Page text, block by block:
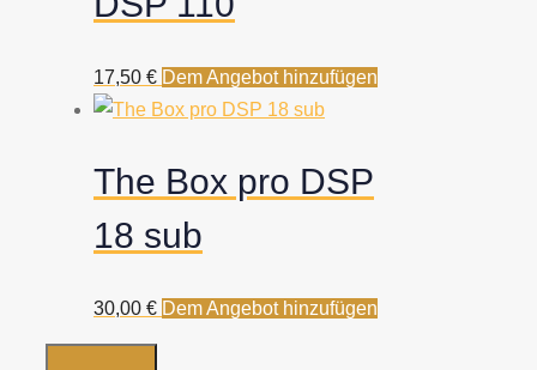
17,50 € Dem Angebot hinzufügen
The Box pro DSP
18 sub
30,00 € Dem Angebot hinzufügen